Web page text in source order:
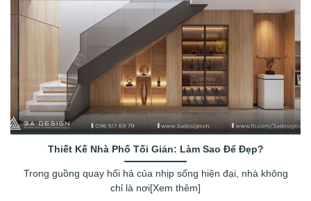
Thiết Kế Nhà Phố Tối Giản: Làm Sao Để Đẹp?
Trong guồng quay hối hả của nhịp sống hiện đại, nhà không
chỉ là nơi[Xem thêm]